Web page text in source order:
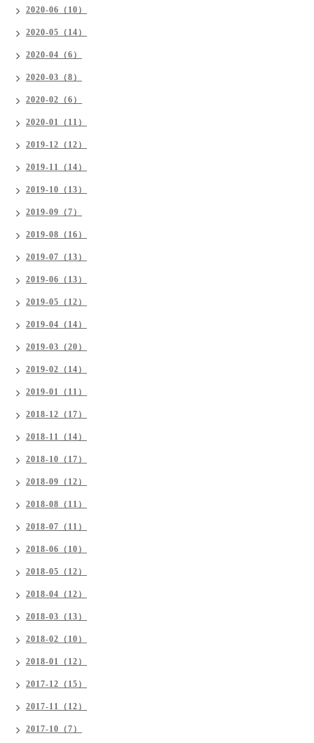
2020-06（10）
2020-05（14）
2020-04（6）
2020-03（8）
2020-02（6）
2020-01（11）
2019-12（12）
2019-11（14）
2019-10（13）
2019-09（7）
2019-08（16）
2019-07（13）
2019-06（13）
2019-05（12）
2019-04（14）
2019-03（20）
2019-02（14）
2019-01（11）
2018-12（17）
2018-11（14）
2018-10（17）
2018-09（12）
2018-08（11）
2018-07（11）
2018-06（10）
2018-05（12）
2018-04（12）
2018-03（13）
2018-02（10）
2018-01（12）
2017-12（15）
2017-11（12）
2017-10（7）